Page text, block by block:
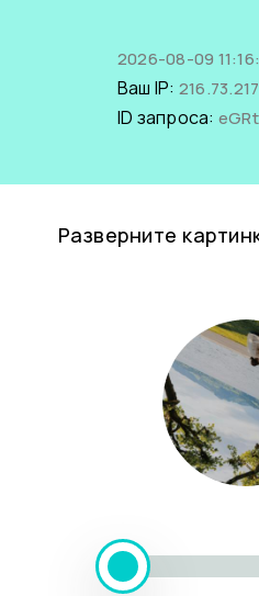
2026-08-09
Ваш IP:
ID запроса:
Разверните